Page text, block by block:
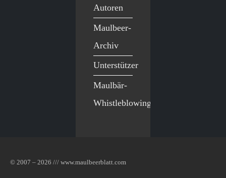
Autoren
Maulbeer-
Archiv
Unterstützer
Maulbär-
Whistleblowing
© 2007 – 2026 /// www.maulbeerblatt.com